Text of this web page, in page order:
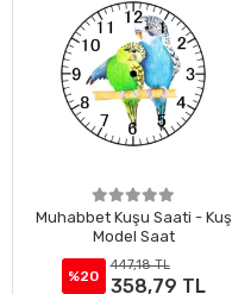
Muhabbet Kuşu Saati - Kuş
Model Saat
%20
447,18 TL
358,79 TL